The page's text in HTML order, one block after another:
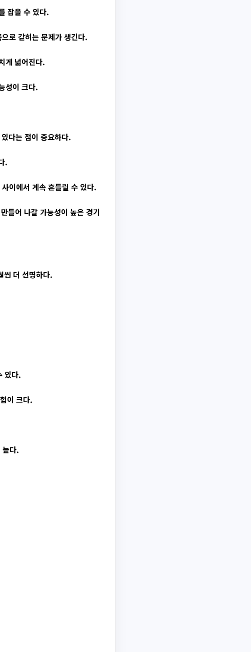
잡을 수 있다.
로 갇히는 문제가 생긴다.
게 넓어진다.
성이 크다.
다는 점이 중요하다.
.
이에서 계속 흔들릴 수 있다.
들어 나갈 가능성이 높은 경기
씬 더 선명하다.
있다.
이 크다.
높다.